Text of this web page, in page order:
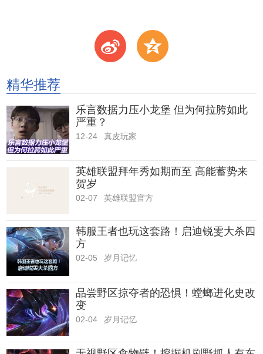
t z
精华推荐
乐言数据力压小龙堡 但为何拉胯如此
严重？
12-24 真皮玩家
英雄联盟拜年秀如期而至 高能蓄势来
贺岁
02-07 英雄联盟官方
韩服王者也玩这套路！启迪锐雯大杀四
方
02-05 岁月记忆
品尝野区掠夺者的恐惧！螳螂进化史改
变
02-04 岁月记忆